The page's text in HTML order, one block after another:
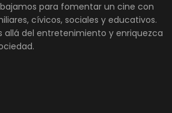
para fomentar un cine con
cívicos, sociales y educativos.
allá del entretenimiento y enriquezca